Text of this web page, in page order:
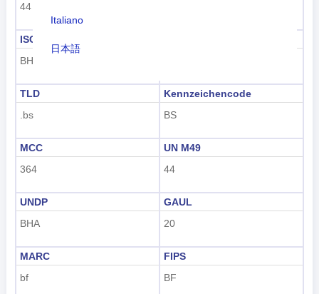
Italiano
日本語
tiếng Việt
हिंदी
44
ISO 3166-1-Alpha-3
BHS
TLD
.bs
Kennzeichencode
BS
MCC
364
UN M49
44
UNDP
BHA
GAUL
20
MARC
bf
FIPS
BF